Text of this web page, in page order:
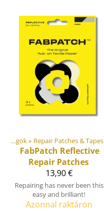
Csináld magad! Szabadtéri felszerelések anyagok‪» Repair Patches & Tapes
FabPatch Reflective
Repair Patches
13,90 €
Repairing has never been this
easy and brilliant!
Azonnal raktáron